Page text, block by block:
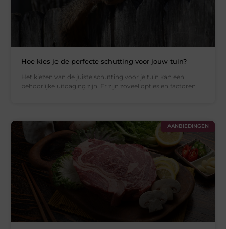
Hoe kies je de perfecte schutting voor jouw tuin?
Het kiezen van de juiste schutting voor je tuin kan een
behoorlijke uitdaging zijn. Er zijn zoveel opties en factoren
AANBIEDINGEN